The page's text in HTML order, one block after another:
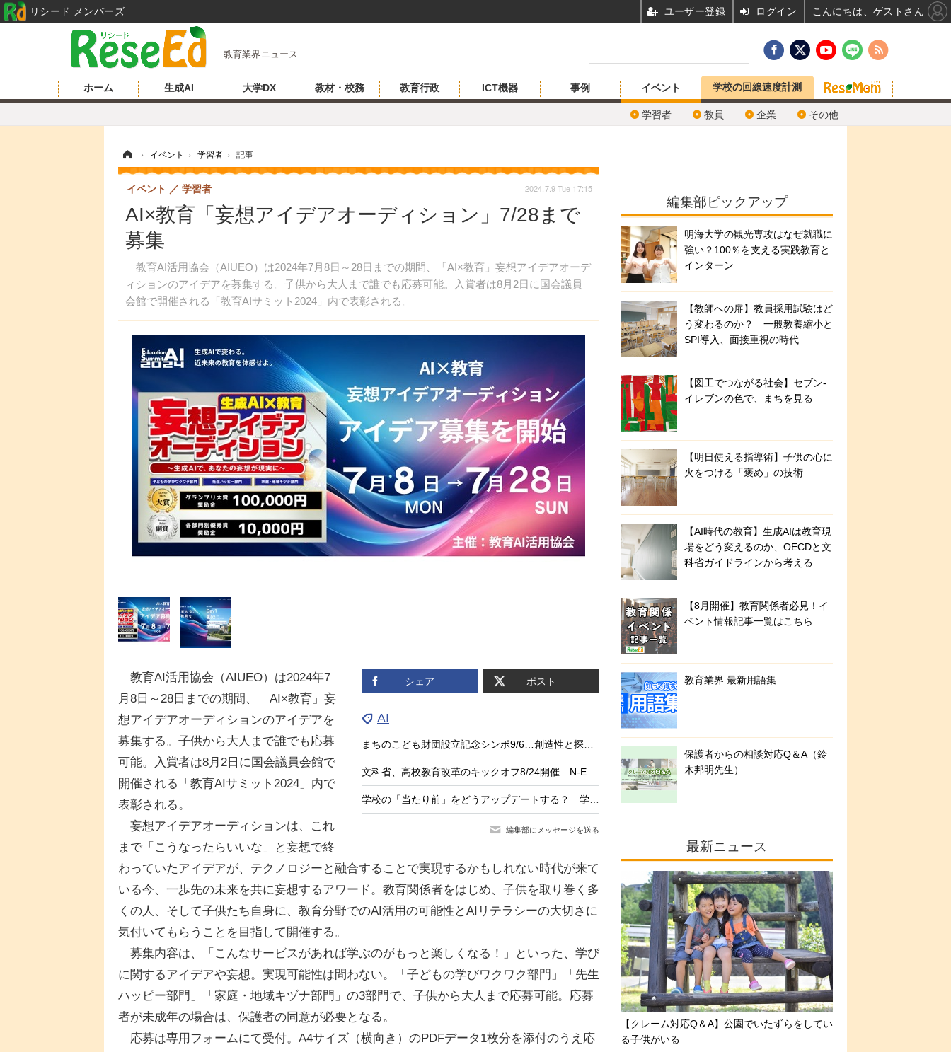
教育業界ニュース
ホーム 生成AI 大学DX 教材・校務 教育行政 ICT機器 事例 イベント
学習者 教員 企業 その他
学校の回線速度計測
› イベント › 学習者 › 記事
AI×教育「妄想アイデアオーディション」7/28まで
募集
教育AI活用協会（AIUEO）は2024年7月8日～28日までの期間、「AI×教育」妄想アイデアオーデ
ィションのアイデアを募集する。子供から大人まで誰でも応募可能。入賞者は8月2日に国会議員
会館で開催される「教育AIサミット2024」内で表彰される。
イベント 学習者 2024.7.9 Tue 17:15
シェア ポスト
AI
まちのこども財団設立記念シンポ9/6…創造性と探究の未来を考える
文科省、高校教育改革のキックオフ8/24開催…N-E.X.T.始動
学校の「当たり前」をどうアップデートする？ 学校改革とAI時代の実践に学ぶ
編集部にメッセージを送る
教育AI活用協会（AIUEO）は2024年7
月8日～28日までの期間、「AI×教育」妄
想アイデアオーディションのアイデアを
募集する。子供から大人まで誰でも応募
可能。入賞者は8月2日に国会議員会館で
開催される「教育AIサミット2024」内で
表彰される。
妄想アイデアオーディションは、これ
まで「こうなったらいいな」と妄想で終
わっていたアイデアが、テクノロジーと融合することで実現するかもしれない時代が来て
いる今、一歩先の未来を共に妄想するアワード。教育関係者をはじめ、子供を取り巻く多
くの人、そして子供たち自身に、教育分野でのAI活用の可能性とAIリテラシーの大切さに
気付いてもらうことを目指して開催する。
募集内容は、「こんなサービスがあれば学ぶのがもっと楽しくなる！」といった、学び
に関するアイデアや妄想。実現可能性は問わない。「子どもの学びワクワク部門」「先生
ハッピー部門」「家庭・地域キヅナ部門」の3部門で、子供から大人まで応募可能。応募
者が未成年の場合は、保護者の同意が必要となる。
応募は専用フォームにて受付。A4サイズ（横向き）のPDFデータ1枚分を添付のうえ応
編集部ピックアップ
明海大学の観光専攻はなぜ就職に
強い？100％を支える実践教育と
インターン
【教師への扉】教員採用試験はど
う変わるのか？ 一般教養縮小と
SPI導入、面接重視の時代
【図工でつながる社会】セブン‐
イレブンの色で、まちを見る
【明日使える指導術】子供の心に
火をつける「褒め」の技術
【AI時代の教育】生成AIは教育現
場をどう変えるのか、OECDと文
科省ガイドラインから考える
【8月開催】教育関係者必見！イ
ベント情報記事一覧はこちら
教育業界 最新用語集
保護者からの相談対応Q＆A（鈴
木邦明先生）
最新ニュース
【クレーム対応Q＆A】公園でいたずらをしてい
る子供がいる
リシード メンバーズ ユーザー登録 ログイン こんにちは、ゲストさん